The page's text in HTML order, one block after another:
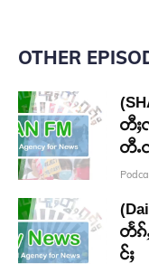
OTHER
တီႈ
တီႉ
တႅၵ်
င်ႈ